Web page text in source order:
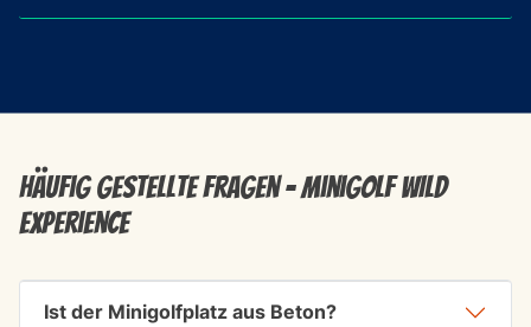
Häufig gestellte Fragen - Minigolf WILD
Experience
Ist der Minigolfplatz aus Beton?